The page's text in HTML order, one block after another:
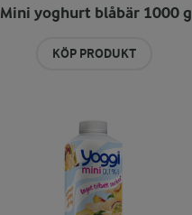
Mini yoghurt blåbär 1000 g
KÖP PRODUKT